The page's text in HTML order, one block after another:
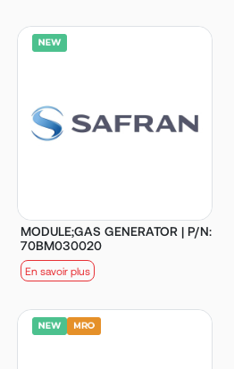
MODULE;GAS GENERATOR | P/N:
70BM030020
En savoir plus